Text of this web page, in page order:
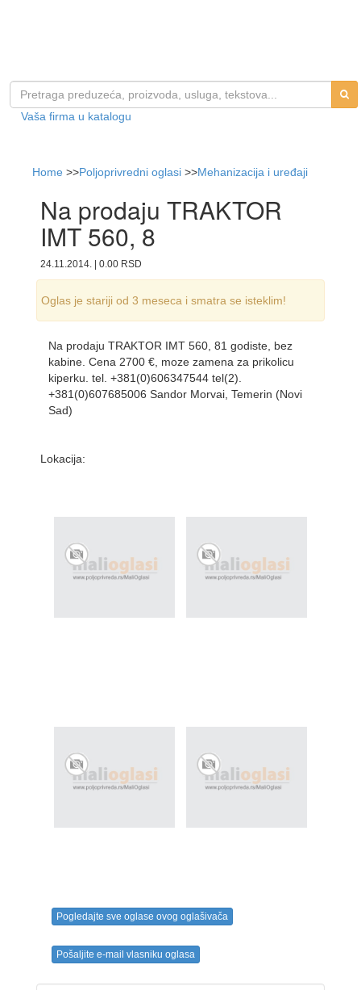
Vaša firma u katalogu
Home >>Poljoprivredni oglasi >>Mehanizacija i uređaji
Na prodaju TRAKTOR
IMT 560, 8
24.11.2014. | 0.00 RSD
Oglas je stariji od 3 meseca i smatra se isteklim!
Na prodaju TRAKTOR IMT 560, 81 godiste, bez
kabine. Cena 2700 €, moze zamena za prikolicu
kiperku. tel. +381(0)606347544 tel(2).
+381(0)607685006 Sandor Morvai, Temerin (Novi
Sad)
Lokacija:
Pogledajte sve oglase ovog oglašivača
Pošaljite e-mail vlasniku oglasa